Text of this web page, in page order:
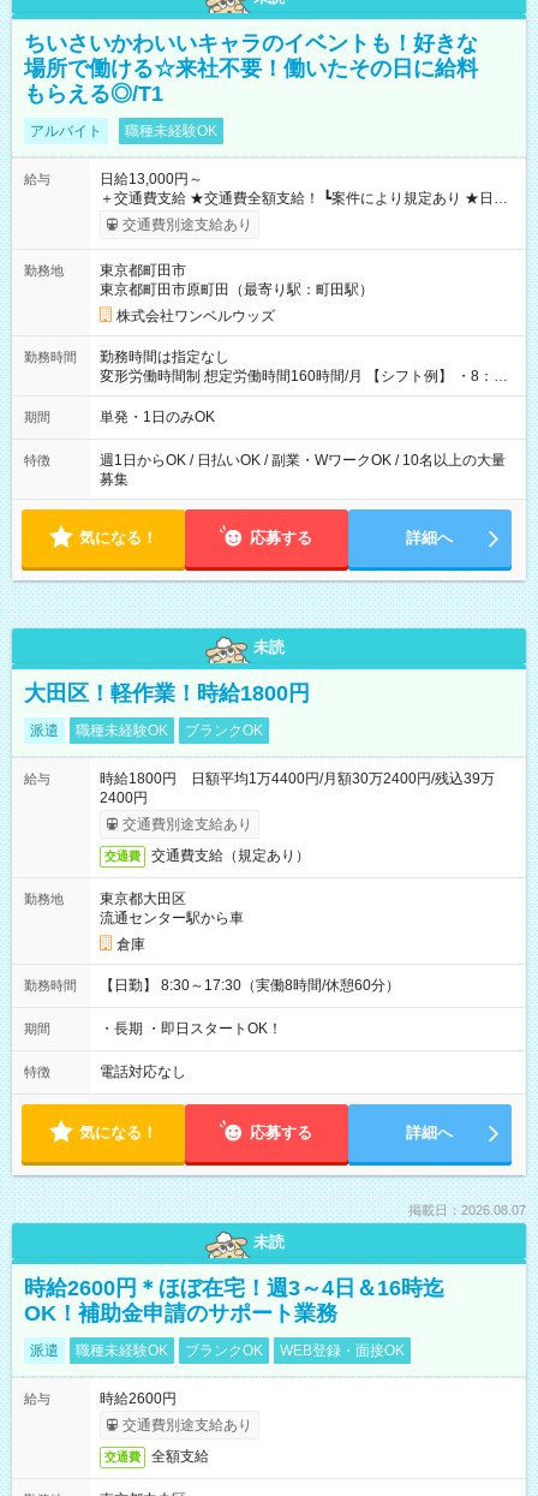
ちいさいかわいいキャラのイベントも！好きな
場所で働ける☆来社不要！働いたその日に給料
もらえる◎/T1
アルバイト 職種未経験OK
給与
日給13,000円～
＋交通費支給 ★交通費全額支給！ ┗案件により規定あり ★日払
いOK！（規定あり） ┗働いたその日に現金GET♪ お仕事後はコ
ンビニATMから 日払い分を引き落とせます！ 【試用期間】試
交通費別途支給あり
勤務地
東京都町田市
東京都町田市原町田（最寄り駅：町田駅）
株式会社ワンベルウッズ
勤務時間
勤務時間は指定なし
変形労働時間制 想定労働時間160時間/月 【シフト例】 ・8：00
～21：00
期間 単発・1日のみOK
特徴
週1日からOK / 日払いOK / 副業・WワークOK / 10名以上の大量
募集
気になる！ 応募する 詳細へ
未読
大田区！軽作業！時給1800円
派遣 職種未経験OK ブランクOK
給与
時給1800円 日額平均1万4400円/月額30万2400円/残込39万
2400円
交通費別途支給あり
交通費 交通費支給（規定あり）
勤務地
東京都大田区
流通センター駅から車
倉庫
勤務時間 【日勤】 8:30～17:30（実働8時間/休憩60分）
期間 ・長期 ・即日スタートOK！
特徴 電話対応なし
気になる！ 応募する 詳細へ
掲載日：2026.08.07
未読
時給2600円＊ほぼ在宅！週3～4日＆16時迄
OK！補助金申請のサポート業務
派遣 職種未経験OK ブランクOK WEB登録・面接OK
給与
時給2600円
交通費別途支給あり
交通費 全額支給